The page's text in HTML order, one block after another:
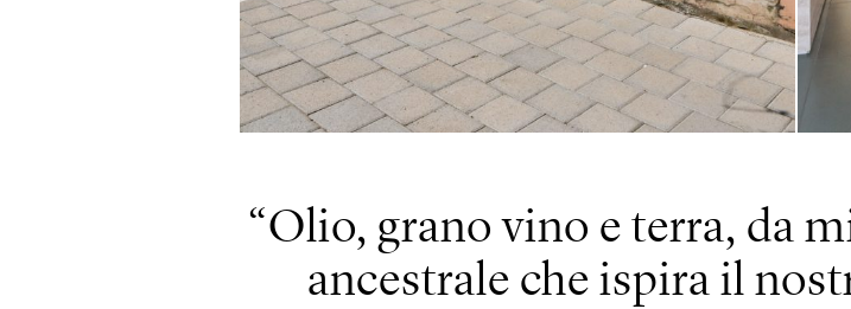
Olio, grano vino e terra, da
ancestrale che ispira il